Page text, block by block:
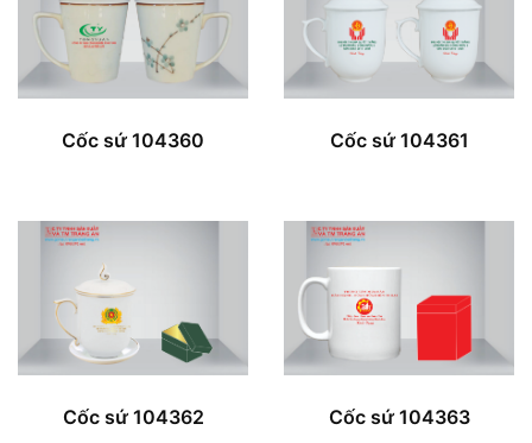
Cốc sứ 104360 Cốc sứ 104361
Cốc sứ 104362 Cốc sứ 104363